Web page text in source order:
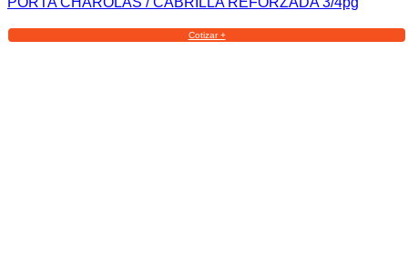
Cotizar +